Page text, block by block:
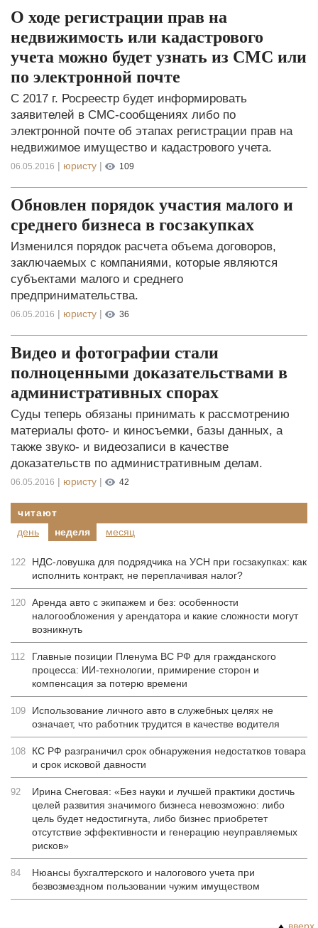
О ходе регистрации прав на
недвижимость или кадастрового
учета можно будет узнать из СМС или
по электронной почте
С 2017 г. Росреестр будет информировать
заявителей в СМС-сообщениях либо по
электронной почте об этапах регистрации прав на
недвижимое имущество и кадастрового учета.
06.05.2016 | юристу | 109
Обновлен порядок участия малого и
среднего бизнеса в госзакупках
Изменился порядок расчета объема договоров,
заключаемых с компаниями, которые являются
субъектами малого и среднего
предпринимательства.
06.05.2016 | юристу | 36
Видео и фотографии стали
полноценными доказательствами в
административных спорах
Суды теперь обязаны принимать к рассмотрению
материалы фото- и киносъемки, базы данных, а
также звуко- и видеозаписи в качестве
доказательств по административным делам.
06.05.2016 | юристу | 42
читают
день
неделя месяц
122
НДС-ловушка для подрядчика на УСН при госзакупках: как
исполнить контракт, не переплачивая налог?
120 Аренда авто с экипажем и без: особенности
налогообложения у арендатора и какие сложности могут
возникнуть
112
Главные позиции Пленума ВС РФ для гражданского
процесса: ИИ-технологии, примирение сторон и
компенсация за потерю времени
109
Использование личного авто в служебных целях не
означает, что работник трудится в качестве водителя
108
КС РФ разграничил срок обнаружения недостатков товара
и срок исковой давности
92
Ирина Снеговая: «Без науки и лучшей практики достичь
целей развития значимого бизнеса невозможно: либо
цель будет недостигнута, либо бизнес приобретет
отсутствие эффективности и генерацию неуправляемых
рисков»
84
Нюансы бухгалтерского и налогового учета при
безвозмездном пользовании чужим имуществом